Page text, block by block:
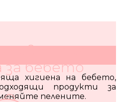
съвета за
бебето
хигиена на бебето,
продукти за
пелените.